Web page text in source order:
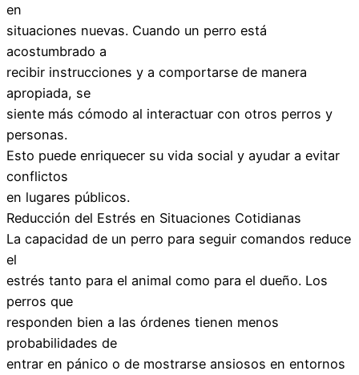
en
situaciones nuevas. Cuando un perro está
acostumbrado a
recibir instrucciones y a comportarse de manera
apropiada, se
siente más cómodo al interactuar con otros perros y
personas.
Esto puede enriquecer su vida social y ayudar a evitar
conflictos
en lugares públicos.
Reducción del Estrés en Situaciones Cotidianas
La capacidad de un perro para seguir comandos reduce
el
estrés tanto para el animal como para el dueño. Los
perros que
responden bien a las órdenes tienen menos
probabilidades de
entrar en pánico o de mostrarse ansiosos en entornos